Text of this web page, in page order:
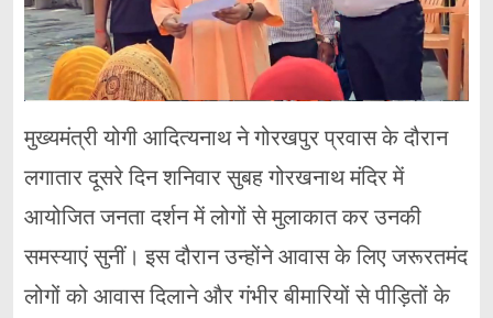
मुख्यमंत्री योगी आदित्यनाथ ने गोरखपुर प्रवास के दौरान
लगातार दूसरे दिन शनिवार सुबह गोरखनाथ मंदिर में
आयोजित जनता दर्शन में लोगों से मुलाकात कर उनकी
समस्याएं सुनीं। इस दौरान उन्होंने आवास के लिए जरूरतमंद
लोगों को आवास दिलाने और गंभीर बीमारियों से पीड़ितों के